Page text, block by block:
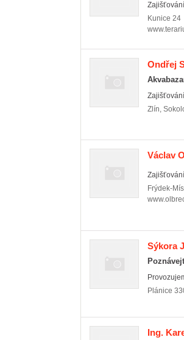
Kunice 24
Ondřej
Zlín,
Václav
Frýdek-
Sýkora
Plánice
Ing.